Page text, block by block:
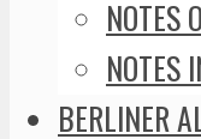
NOTES
NOTES
BERLINER